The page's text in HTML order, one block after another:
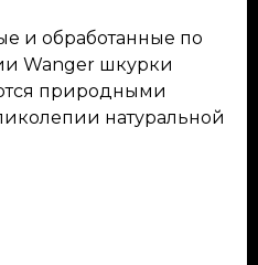
и обработанные по
Wanger шкурки
природными
натуральной